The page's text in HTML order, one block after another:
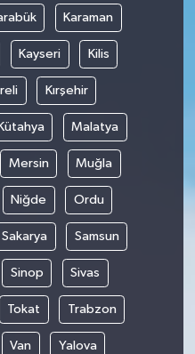
Karaman
Kayseri Kilis
Kırşehir
Kütahya Malatya
Mersin Muğla
Niğde Ordu
Sakarya Samsun
Sinop Sivas
Tokat Trabzon
Van Yalova